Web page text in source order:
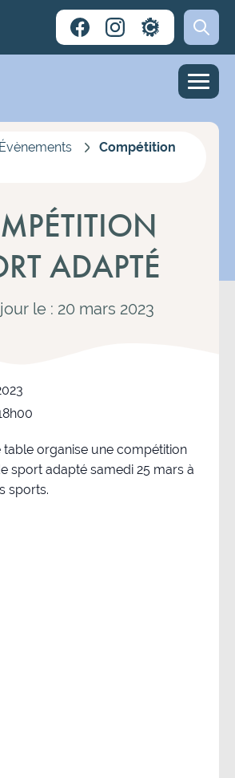
Évènements
Compétition
ADAPTÉ
le : 20 mars 2023
table organise une compétition
sport adapté samedi 25 mars à
sports.